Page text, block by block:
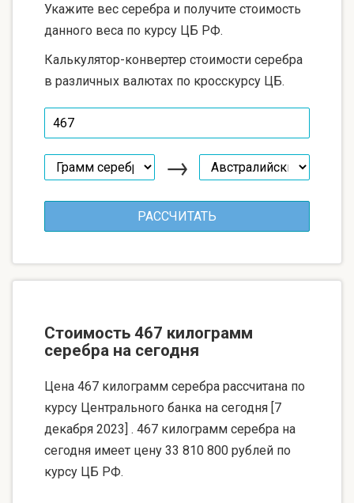
Укажите вес серебра и получите стоимость
данного веса по курсу ЦБ РФ.
Калькулятор-конвертер стоимости серебра
в различных валютах по кросскурсу ЦБ.
→
Стоимость 467 килограмм
серебра на сегодня
Цена 467 килограмм серебра рассчитана по
курсу Центрального банка на сегодня [7
декабря 2023] . 467 килограмм серебра на
сегодня имеет цену 33 810 800 рублей по
курсу ЦБ РФ.